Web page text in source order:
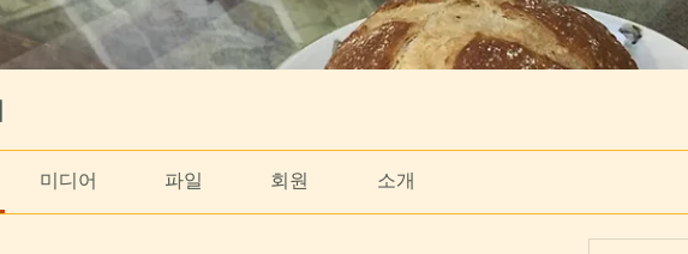
미디어 파일 회원 소개